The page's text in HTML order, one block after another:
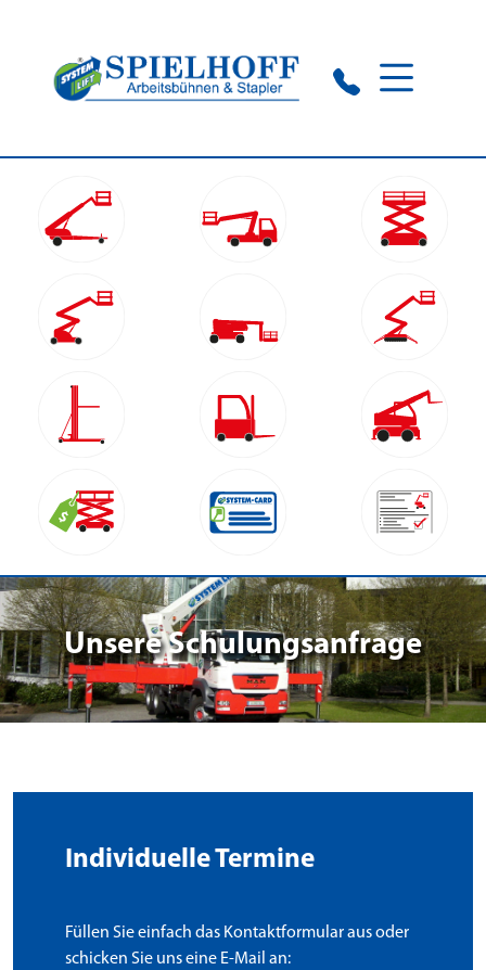
Unsere Schulungsanfrage
Individuelle Termine
Füllen Sie einfach das Kontaktformular aus oder
schicken Sie uns eine E-Mail an: